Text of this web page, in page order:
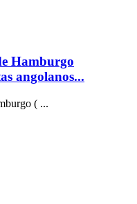
Hamburgo
angolanos...
( ...